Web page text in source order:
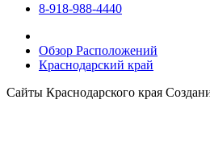
8-918-988-4440
Обзор Расположений
Краснодарский край
Сайты Краснодарского края